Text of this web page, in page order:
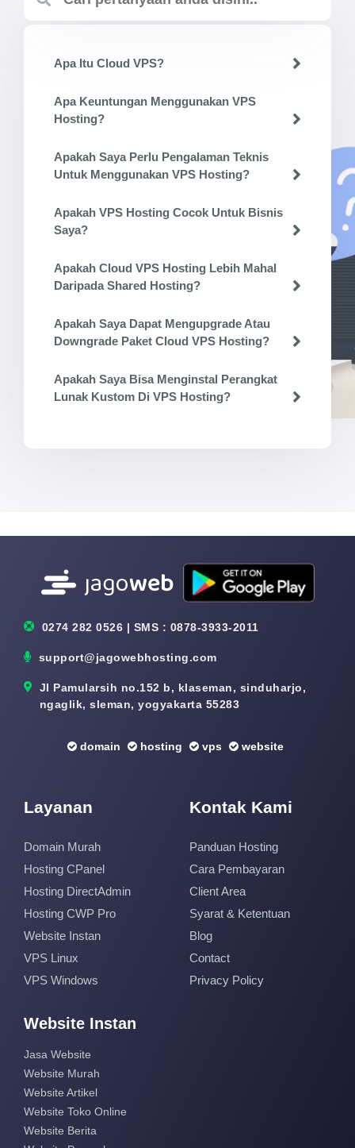
Apa Itu Cloud VPS?
Apa Keuntungan Menggunakan VPS
Hosting?
Apakah Saya Perlu Pengalaman Teknis
Untuk Menggunakan VPS Hosting?
Apakah VPS Hosting Cocok Untuk Bisnis
Saya?
Apakah Cloud VPS Hosting Lebih Mahal
Daripada Shared Hosting?
Apakah Saya Dapat Mengupgrade Atau
Downgrade Paket Cloud VPS Hosting?
Apakah Saya Bisa Menginstal Perangkat
Lunak Kustom Di VPS Hosting?
0274 282 0526 | SMS : 0878-3933-2011
support@jagowebhosting.com
Jl Pamularsih no.152 b, klaseman, sinduharjo,
ngaglik, sleman, yogyakarta 55283
domain hosting vps website
Layanan
Domain Murah
Hosting CPanel
Hosting DirectAdmin
Hosting CWP Pro
Website Instan
VPS Linux
VPS Windows
Kontak Kami
Panduan Hosting
Cara Pembayaran
Client Area
Syarat & Ketentuan
Blog
Contact
Privacy Policy
Website Instan
Jasa Website
Website Murah
Website Artikel
Website Toko Online
Website Berita